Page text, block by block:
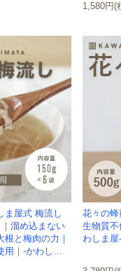
1,580円(
ま屋式 梅流し
溜め込まない
と梅肉の力｜
用｜-かわしま
花々の蜂
生物質不
わしま屋-